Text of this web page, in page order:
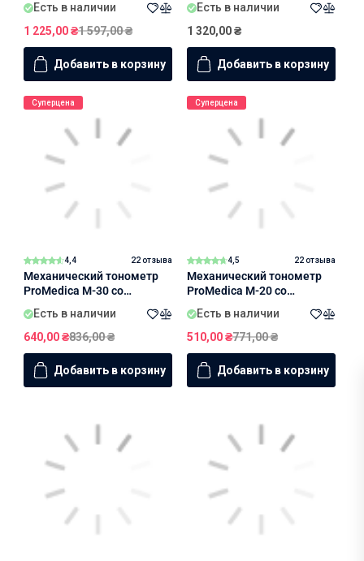
Есть в наличии
1 225,00₴1 597,00₴
Добавить в корзину
Есть в наличии
1 320,00₴
Добавить в корзину
Суперцена
4,4 22 отзыва
Механический тонометр
ProMedica M-30 со
встроенным стетоскопом
Есть в наличии
640,00₴836,00₴
Добавить в корзину
Суперцена
4,5 22 отзыва
Механический тонометр
ProMedica M-20 со
стетоскопом в комплекте
Есть в наличии
510,00₴771,00₴
Добавить в корзину